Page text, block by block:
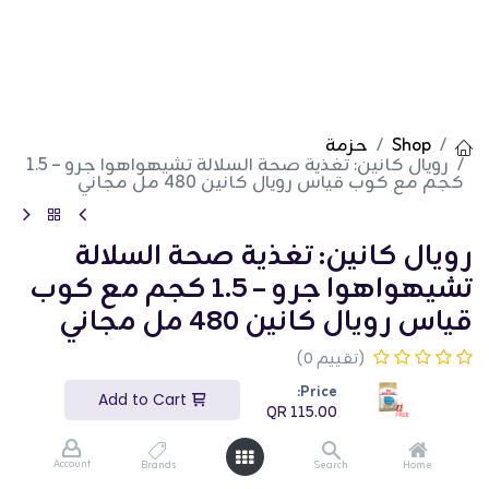
Price:
115.00
Home
Search
Brands
Account
Shop حزمة
رويال كانين: تغذية صحة السلالة تشيهواهوا جرو – 1.5
كجم مع كوب قياس رويال كانين 480 مل مجاني
رويال كانين: تغذية صحة السلالة
تشيهواهوا جرو – 1.5 كجم مع كوب
قياس رويال كانين 480 مل مجاني
(تقييم 0)